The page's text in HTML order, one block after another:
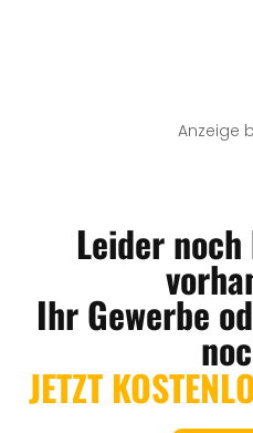
Anzeige
Leider
Ihr Gewerbe
JETZT